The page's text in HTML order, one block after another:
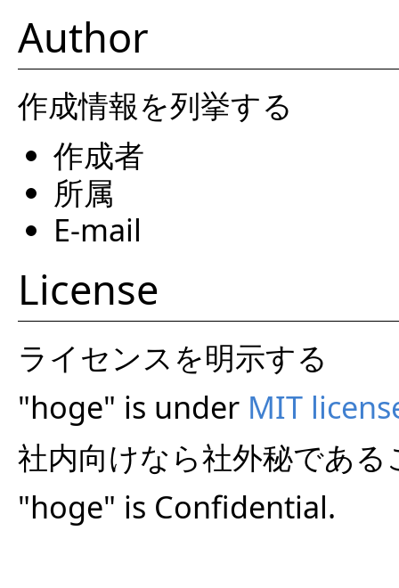
Author
作成情報を列挙する
作成者
所属
E-mail
License
ライセンスを明示する
"hoge" is under MIT
社内向けなら社外秘であ
"hoge" is Confidential.